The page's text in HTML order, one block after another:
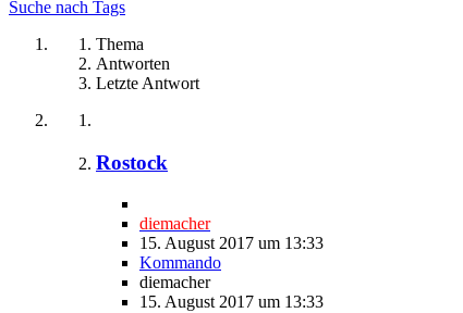
Suche nach Tags
Thema
Antworten
Letzte Antwort
Rostock
diemacher
15. August 2017 um 13:33
Kommando
diemacher
15. August 2017 um 13:33